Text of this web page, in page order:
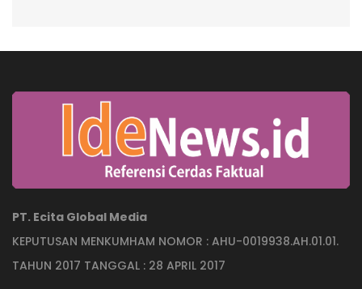
PT. Ecita Global Media
KEPUTUSAN MENKUMHAM NOMOR : AHU-0019938.AH.01.01.
TAHUN 2017 TANGGAL : 28 APRIL 2017